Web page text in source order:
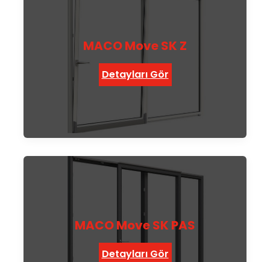
MACO Move SK Z
Detayları Gör
MACO Move SK PAS
Detayları Gör